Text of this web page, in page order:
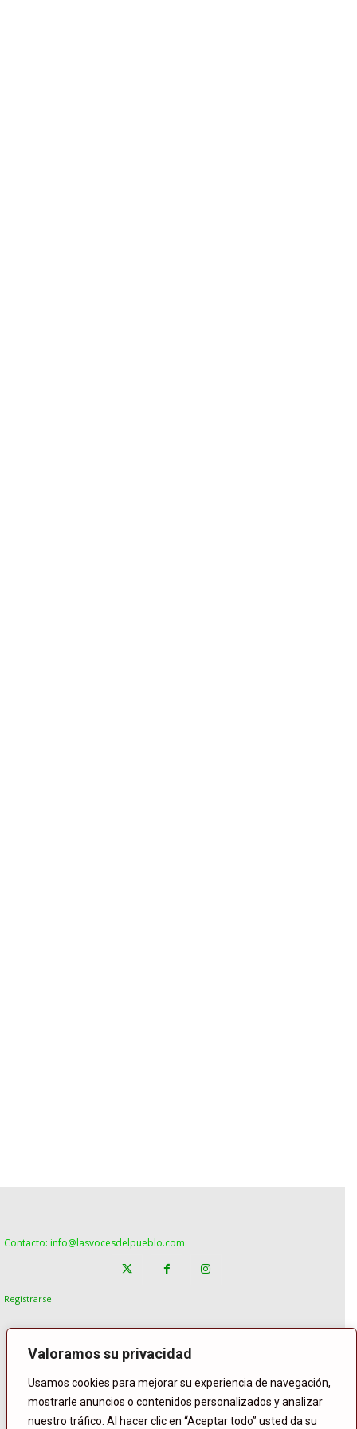
Valoramos su privacidad
Usamos cookies para mejorar su experiencia de navegación,
mostrarle anuncios o contenidos personalizados y analizar
nuestro tráfico. Al hacer clic en “Aceptar todo” usted da su
Contacto: info@lasvocesdelpueblo.com
Registrarse